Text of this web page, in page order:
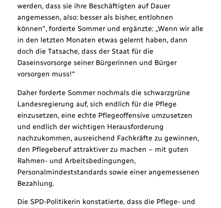
werden, dass sie ihre Beschäftigten auf Dauer
angemessen, also: besser als bisher, entlohnen
können“, forderte Sommer und ergänzte: „Wenn wir alle
in den letzten Monaten etwas gelernt haben, dann
doch die Tatsache, dass der Staat für die
Daseinsvorsorge seiner Bürgerinnen und Bürger
vorsorgen muss!“
Daher forderte Sommer nochmals die schwarzgrüne
Landesregierung auf, sich endlich für die Pflege
einzusetzen, eine echte Pflegeoffensive umzusetzen
und endlich der wichtigen Herausforderung
nachzukommen, ausreichend Fachkräfte zu gewinnen,
den Pflegeberuf attraktiver zu machen – mit guten
Rahmen- und Arbeitsbedingungen,
Personalmindeststandards sowie einer angemessenen
Bezahlung.
Die SPD-Politikerin konstatierte, dass die Pflege- und